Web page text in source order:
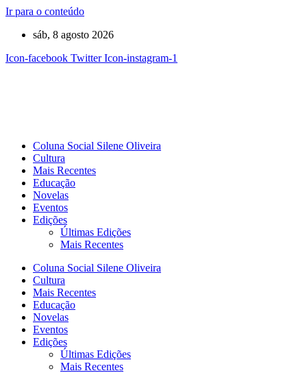
Ir para o conteúdo
sáb, 8 agosto 2026
Icon-facebook Twitter Icon-instagram-1
Coluna Social Silene Oliveira
Cultura
Mais Recentes
Educação
Novelas
Eventos
Edições
Últimas Edições
Mais Recentes
Coluna Social Silene Oliveira
Cultura
Mais Recentes
Educação
Novelas
Eventos
Edições
Últimas Edições
Mais Recentes